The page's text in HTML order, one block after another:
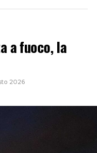
a fuoco, la
2026